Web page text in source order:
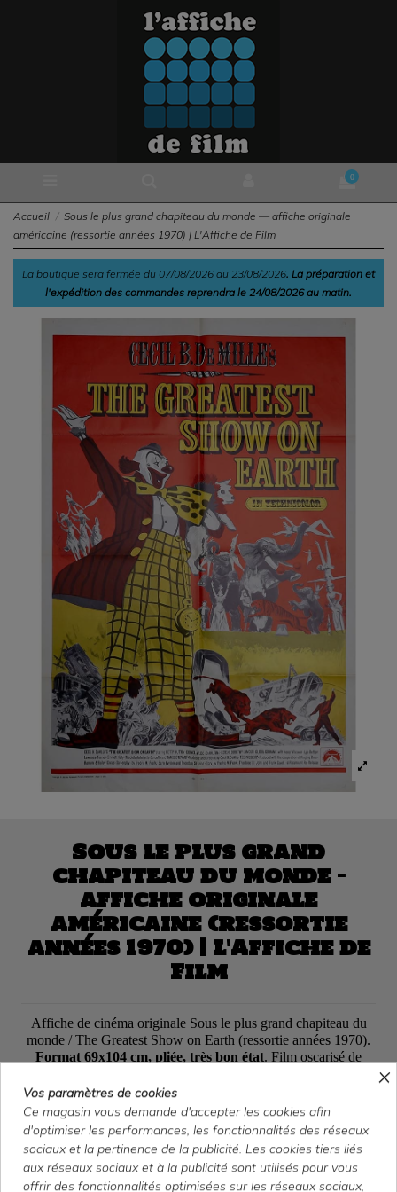
0
Accueil
Sous le plus grand chapiteau du monde — affiche originale
américaine (ressortie années 1970) | L'Affiche de Film
La boutique sera fermée du 07/08/2026 au 23/08/2026. La préparation et
l'expédition des commandes reprendra le 24/08/2026 au matin.
Sous le plus grand
chapiteau du monde —
affiche originale
américaine (ressortie
années 1970) | L'Affiche de
Film
Affiche de cinéma originale Sous le plus grand chapiteau du
monde / The Greatest Show on Earth (ressortie années 1970).
Format 69x104 cm, pliée, très bon état. Film oscarisé de
Hutton.Expédition soignée sous 24h.
120,00 €
TTC
×
Vos paramètres de cookies
Ce magasin vous demande d'accepter les cookies afin
d'optimiser les performances, les fonctionnalités des réseaux
sociaux et la pertinence de la publicité. Les cookies tiers liés
aux réseaux sociaux et à la publicité sont utilisés pour vous
offrir des fonctionnalités optimisées sur les réseaux sociaux,